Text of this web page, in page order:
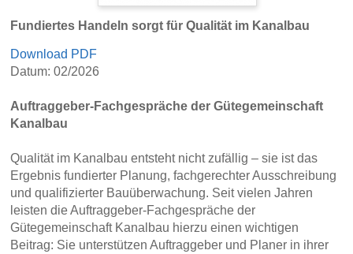
Fundiertes Handeln sorgt für Qualität im Kanalbau
Download PDF
Datum: 02/2026
Auftraggeber-Fachgespräche der Gütegemeinschaft
Kanalbau
Qualität im Kanalbau entsteht nicht zufällig – sie ist das
Ergebnis fundierter Planung, fachgerechter Ausschreibung
und qualifizierter Bauüberwachung. Seit vielen Jahren
leisten die Auftraggeber-Fachgespräche der
Gütegemeinschaft Kanalbau hierzu einen wichtigen
Beitrag: Sie unterstützen Auftraggeber und Planer in ihrer